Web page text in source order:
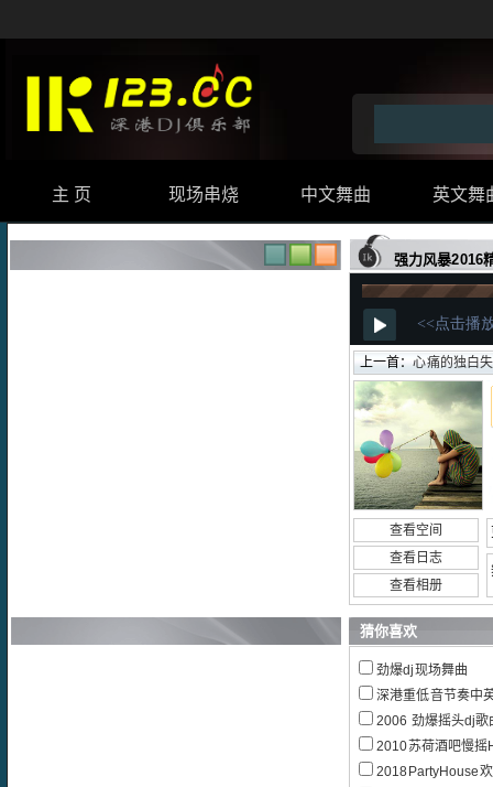
主 页 现场串烧 中文舞曲 英文舞
强力风暴2016
上一首：心痛的独白失恋女
查看空间
查看日志
查看相册
猜你喜欢
劲爆dj现场舞曲
深港重低音节奏中英文
2006 劲爆摇头dj歌
2010苏荷酒吧慢摇
2018PartyHouse欢